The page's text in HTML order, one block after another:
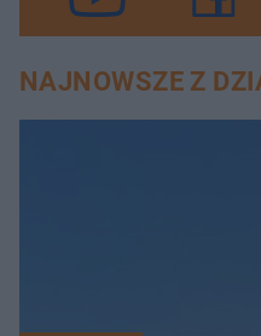
NAJNOWSZE Z